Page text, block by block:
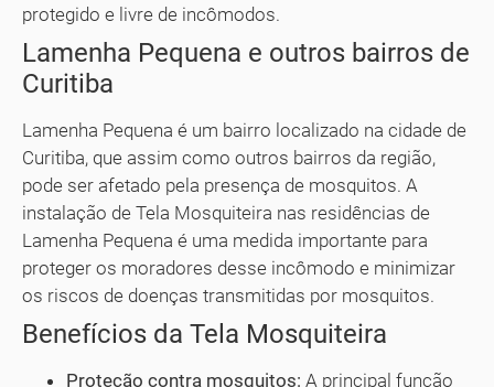
protegido e livre de incômodos.
Lamenha Pequena e outros bairros de
Curitiba
Lamenha Pequena é um bairro localizado na cidade de
Curitiba, que assim como outros bairros da região,
pode ser afetado pela presença de mosquitos. A
instalação de Tela Mosquiteira nas residências de
Lamenha Pequena é uma medida importante para
proteger os moradores desse incômodo e minimizar
os riscos de doenças transmitidas por mosquitos.
Benefícios da Tela Mosquiteira
Proteção contra mosquitos: A principal função